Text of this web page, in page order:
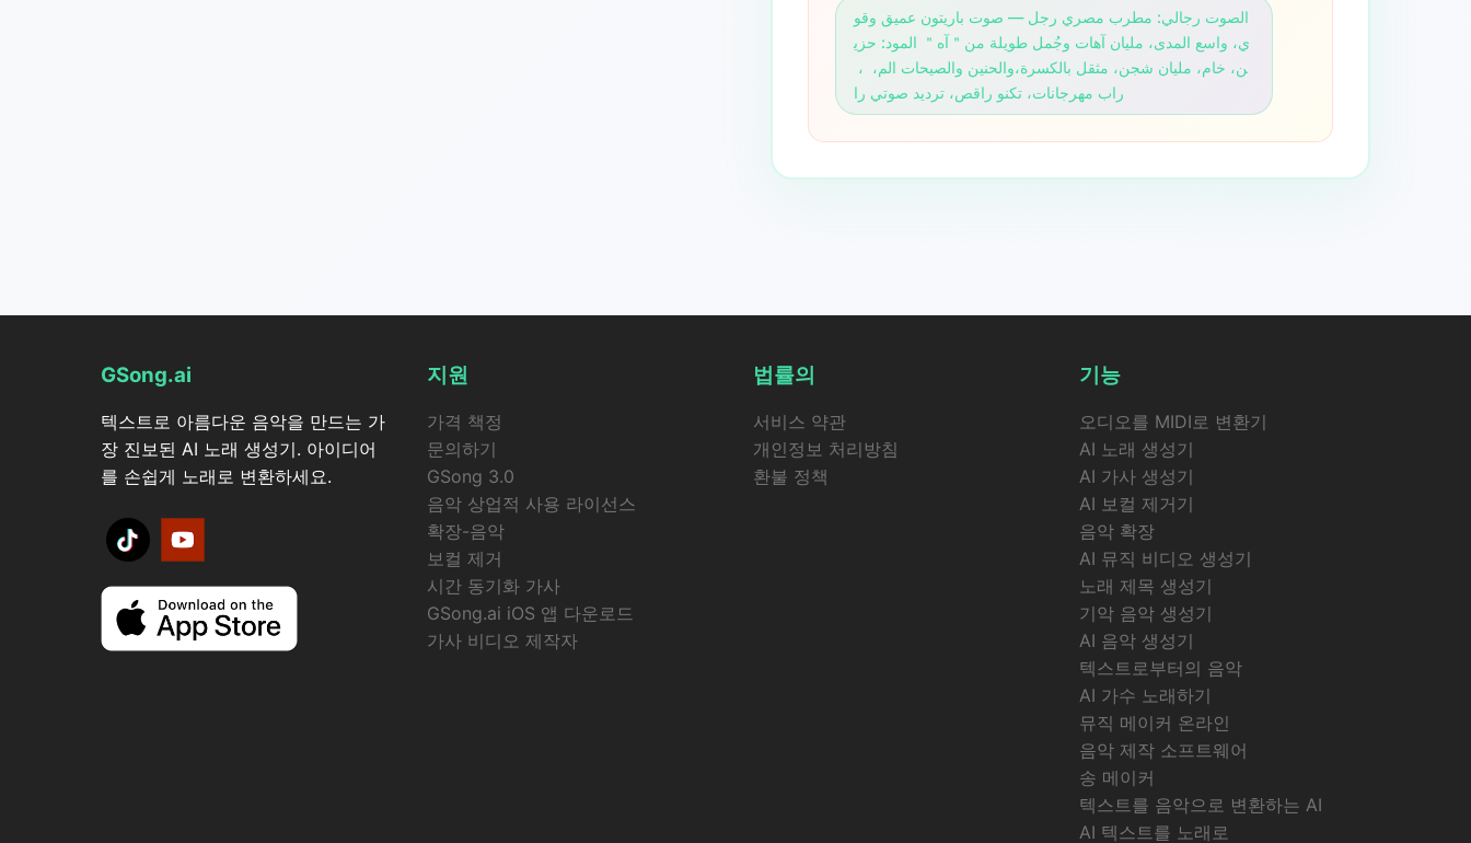
الصوت رجالي: مطرب مصري رجل — صوت باريتون عميق وقو
ي، واسع المدى، مليان آهات وجُمل طويلة من＂آه＂ المود: حزي
راب مهرجانات، تكنو راقص، ترديد صوتي را
GSong.ai
텍스트로 아름다운 음악을 만드는 가
장 진보된 AI 노래 생성기. 아이디어
를 손쉽게 노래로 변환하세요.
지원
가격 책정
문의하기
GSong 3.0
음악 상업적 사용 라이선스
확장-음악
보컬 제거
시간 동기화 가사
GSong.ai iOS 앱 다운로드
가사 비디오 제작자
법률의
서비스 약관
개인정보 처리방침
환불 정책
기능
오디오를 MIDI로 변환기
AI 노래 생성기
AI 가사 생성기
AI 보컬 제거기
음악 확장
AI 뮤직 비디오 생성기
노래 제목 생성기
기악 음악 생성기
AI 음악 생성기
텍스트로부터의 음악
AI 가수 노래하기
뮤직 메이커 온라인
음악 제작 소프트웨어
송 메이커
텍스트를 음악으로 변환하는 AI
AI 텍스트를 노래로